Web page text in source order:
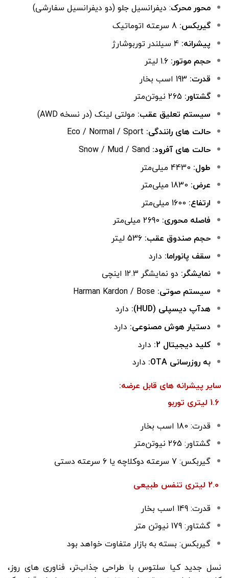
محور محرک: دیفرانسیل جلو (دو دیفرانسیل سفارشی)
گیربکس:
پیشرانه:
حجم موتور:
قدرت:
گشتاور:
سیستم تعلیق عقب: مولتی لینک (در نسخه AWD)
حالت های رانندگی:
حالت های آفرود:
طول:
عرض:
ارتفاع:
فاصله محوری:
حجم صندوق عقب:
سقف پانوراما: دارد
نمایشگر: دو نمایشگر 12.3 اینچی
سیستم صوتی:
هدآپ دیسپلی (HUD):
دارد
دستیار هوش مصنوعی: دارد
کلید دیجیتال 2:
دارد
به روزرسانی OTA:
دارد
سایر پیشرانه های قابل عرضه:
1.6 لیتری توربو
قدرت: 180 اسب بخار
گشتاور: 265 نیوتن‌متر
گیربکس: 7 سرعته دوکلاچه یا 6 سرعته دستی
2.0 لیتری تنفس طبیعی
قدرت: 149 اسب بخار
گشتاور: 179 نیوتن متر
گیربکس: بسته به بازار متفاوت خواهد بود
نسل جدید کیا سلتوس با طراحی جذاب‌تر، فناوری های روز،